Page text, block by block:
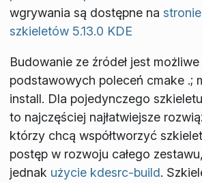
wgrywania są dostępne na
szkieletów 5.13.0 KDE
Budowanie ze źródeł jest
podstawowych poleceń cmake .;
install. Dla pojedynczego
to najczęściej najłatwiejsze
którzy chcą współtworzyć
postęp w rozwoju całego
jednak użycie kdesrc-build.